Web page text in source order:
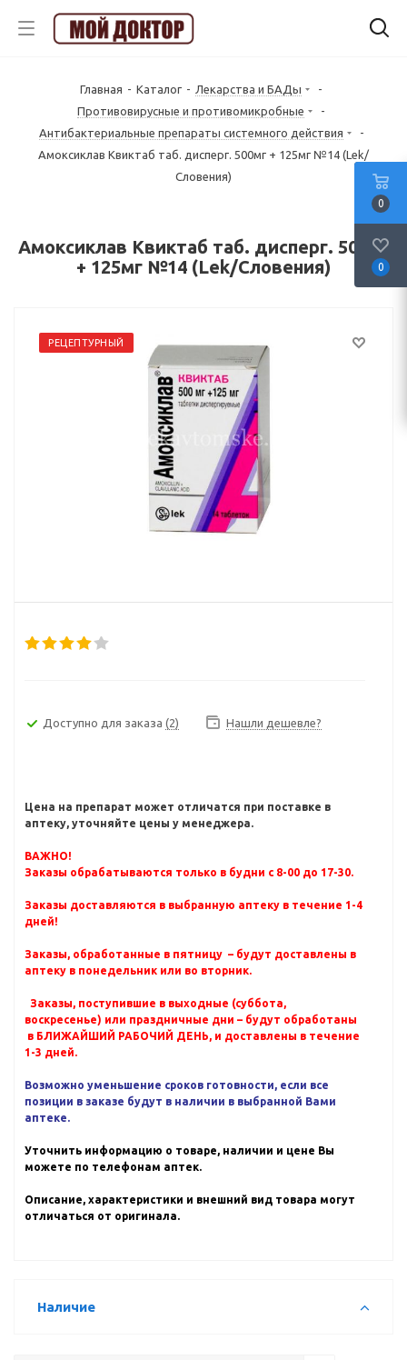
Главная - Каталог - Лекарства и БАДы
-
Противовирусные и противомикробные
-
Антибактериальные препараты системного действия
-
Амоксиклав Квиктаб таб. дисперг. 500мг + 125мг №14 (Lek/
Словения)
Амоксиклав Квиктаб таб. дисперг. 500мг
+ 125мг №14 (Lek/Словения)
РЕЦЕПТУРНЫЙ
Доступно для заказа (2) Нашли дешевле?
Цена на препарат может отличатся при поставке в
аптеку, уточняйте цены у менеджера.
ВАЖНО!
Заказы обрабатываются только в будни с 8-00 до 17-30.
Заказы доставляются в выбранную аптеку в течение 1-4
дней!
Заказы, обработанные в пятницу – будут доставлены в
аптеку в понедельник или во вторник.
Заказы, поступившие в выходные (суббота,
воскресенье) или праздничные дни – будут обработаны
в БЛИЖАЙШИЙ РАБОЧИЙ ДЕНЬ, и доставлены в течение
1-3 дней.
Возможно уменьшение сроков готовности, если все
позиции в заказе будут в наличии в выбранной Вами
аптеке.
Уточнить информацию о товаре, наличии и цене Вы
можете по телефонам аптек.
Описание, характеристики и внешний вид товара могут
отличаться от оригинала.
Наличие
0
0